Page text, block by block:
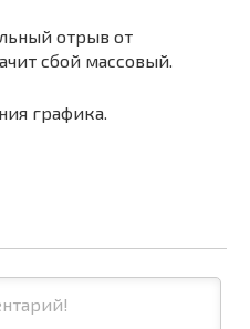
отрыв от
сбой массовый.
графика.